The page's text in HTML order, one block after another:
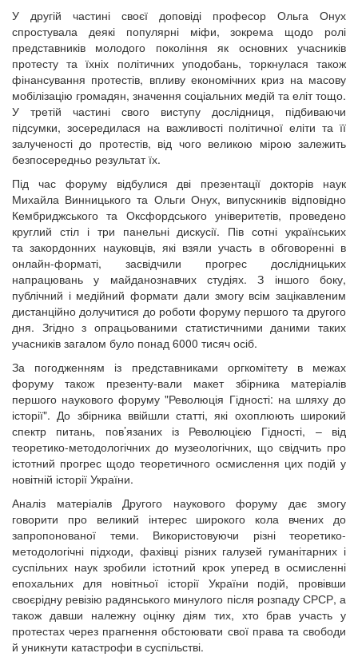
У другій частині своєї доповіді професор Ольга Онух
спростувала деякі популярні міфи, зокрема щодо ролі
представників молодого покоління як основних учасників
протесту та їхніх політичних уподобань, торкнулася також
фінансування протестів, впливу економічних криз на масову
мобілізацію громадян, значення соціальних медій та еліт тощо.
У третій частині свого виступу дослідниця, підбиваючи
підсумки, зосередилася на важливості політичної еліти та її
залученості до протестів, від чого великою мірою залежить
безпосередньо результат їх.
Під час форуму відбулися дві презентації докторів наук
Михайла Винницького та Ольги Онух, випускників відповідно
Кембриджського та Оксфордського універитетів, проведено
круглий стіл і три панельні дискусії. Пів сотні українських
та закордонних науковців, які взяли участь в обговоренні в
онлайн-форматі, засвідчили прогрес дослідницьких
напрацювань у майданознавчих студіях. З іншого боку,
публічний і медійний формати дали змогу всім зацікавленим
дистанційно долучитися до роботи форуму першого та другого
дня. Згідно з опрацьованими статистичними даними таких
учасників загалом було понад 6000 тисяч осіб.
За погодженням із представниками оргкомітету в межах
форуму також презенту-вали макет збірника матеріалів
першого наукового форуму "Революція Гідності: на шляху до
історії". До збірника ввійшли статті, які охоплюють широкий
спектр питань, пов’язаних із Революцією Гідності, – від
теоретико-методологічних до музеологічних, що свідчить про
істотний прогрес щодо теоретичного осмислення цих подій у
новітній історії України.
Аналіз матеріалів Другого наукового форуму дає змогу
говорити про великий інтерес широкого кола вчених до
запропонованої теми. Використовуючи різні теоретико-
методологічні підходи, фахівці різних галузей гуманітарних і
суспільних наук зробили істотний крок уперед в осмисленні
епохальних для новітньої історії України подій, провівши
своєрідну ревізію радянського минулого після розпаду СРСР, а
також давши належну оцінку діям тих, хто брав участь у
протестах через прагнення обстоювати свої права та свободи
й уникнути катастрофи в суспільстві.